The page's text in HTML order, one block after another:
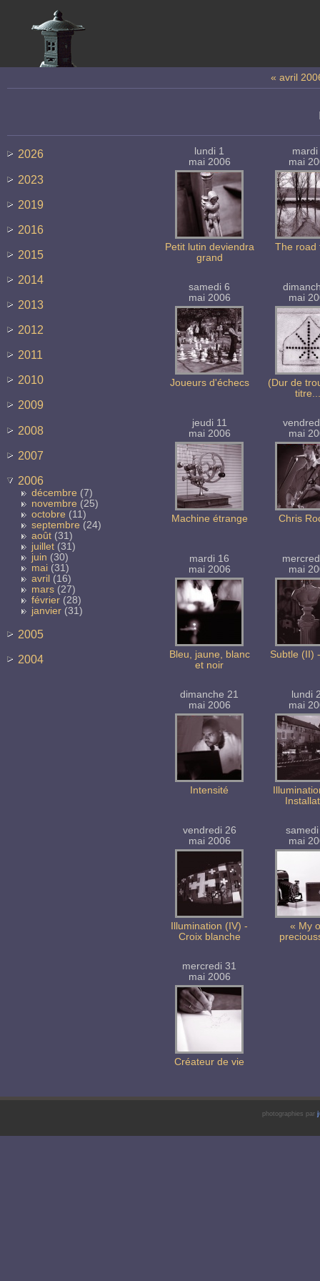
« avril
2026
2023
2019
2016
2015
2014
2013
2012
2011
2010
2009
2008
2007
2006
décembre (7)
novembre (25)
octobre (11)
septembre (24)
août (31)
juillet (31)
juin (30)
mai (31)
avril (16)
mars (27)
février (28)
janvier (31)
2005
2004
lundi 1
mai 2006
Petit lutin deviendra
grand
mardi
mai
The road
samedi 6
mai 2006
Joueurs d'échecs
mai
(Dur de
jeudi 11
mai 2006
Machine étrange
mai
Chris
mardi 16
mai 2006
Bleu, jaune, blanc
et noir
mai
Subtle (II)
dimanche 21
mai 2006
Intensité
lundi
mai
vendredi 26
mai 2006
Illumination (IV) -
Croix blanche
mai
« My
mercredi 31
mai 2006
Créateur de vie
photographies par